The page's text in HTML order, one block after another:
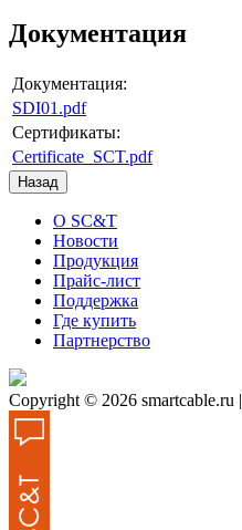
Документация
Документация:
SDI01.pdf
Сертификаты:
Certificate_SCT.pdf
О SC&T
Новости
Продукция
Прайс-лист
Поддержка
Где купить
Партнерство
Copyright © 2026 smartcable.ru |